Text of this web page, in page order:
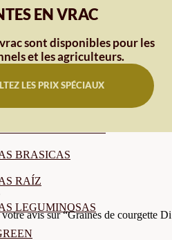
AROMÁTICAS
FLORES
BRASICAS
RAÍZ
LEGUMINOSAS
EN VRAC
sont disponibles pour les
et les agriculteurs.
LES PRIX SPÉCIAUX
avis sur “Graines de courgette Di